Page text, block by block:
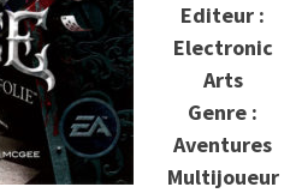
Editeur :
Electronic
Arts
Genre :
Aventures
Multijoueur